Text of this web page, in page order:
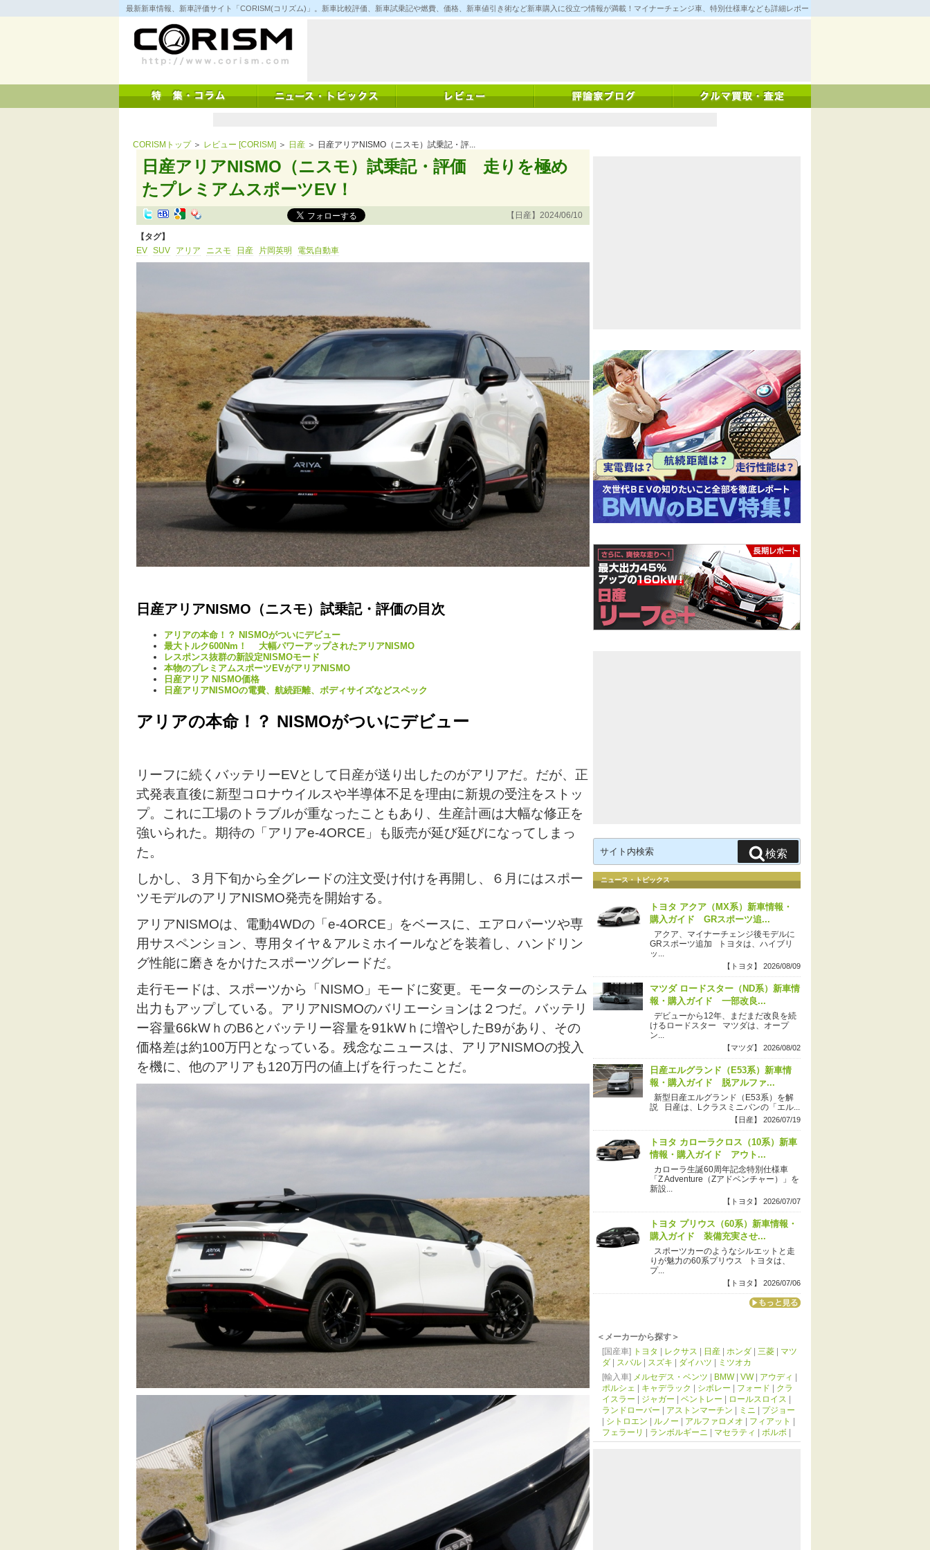
コ
ン
キ
ッ
最新新車情報、新車評価サイト「CORISM(コリズム)」。新車比較評価、新車試乗記や燃費、価格、新車値引き術など新車購入に役立つ情報が満載！マイナーチェンジ車、特別仕様車なども詳細レポート！
CORISMトップ＞ レビュー [CORISM] ＞ 日産 ＞ 日産アリアNISMO（ニスモ）試乗記・評...
日産アリアNISMO（ニスモ）試乗記・評価 走りを極め
たプレミアムスポーツEV！
【日産】2024/06/10
【タグ】
EV SUV アリア ニスモ 日産 片岡英明 電気自動車
日産アリアNISMO（ニスモ）試乗記・評価の目次
アリアの本命！？ NISMOがついにデビュー
最大トルク600Nm！ 大幅パワーアップされたアリアNISMO
レスポンス抜群の新設定NISMOモード
本物のプレミアムスポーツEVがアリアNISMO
日産アリア NISMO価格
日産アリアNISMOの電費、航続距離、ボディサイズなどスペック
アリアの本命！？ NISMOがついにデビュー
リーフに続くバッテリーEVとして日産が送り出したのがアリアだ。だが、正
式発表直後に新型コロナウイルスや半導体不足を理由に新規の受注をストッ
プ。これに工場のトラブルが重なったこともあり、生産計画は大幅な修正を
強いられた。期待の「アリアe-4ORCE」も販売が延び延びになってしまっ
た。
しかし、３月下旬から全グレードの注文受け付けを再開し、６月にはスポー
ツモデルのアリアNISMO発売を開始する。
アリアNISMOは、電動4WDの「e-4ORCE」をベースに、エアロパーツや専
用サスペンション、専用タイヤ＆アルミホイールなどを装着し、ハンドリン
グ性能に磨きをかけたスポーツグレードだ。
走行モードは、スポーツから「NISMO」モードに変更。モーターのシステム
出力もアップしている。アリアNISMOのバリエーションは２つだ。バッテリ
ー容量66kWｈのB6とバッテリー容量を91kWｈに増やしたB9があり、その
価格差は約100万円となっている。残念なニュースは、アリアNISMOの投入
を機に、他のアリアも120万円の値上げを行ったことだ。
索:
検索
ニュース・トピックス
トヨタ アクア（MX系）新車情報・
購入ガイド GRスポーツ追...
アクア、マイナーチェンジ後モデルに
GRスポーツ追加 トヨタは、ハイブリ
ッ...
【トヨタ】 2026/08/09
マツダ ロードスター（ND系）新車情
報・購入ガイド 一部改良...
デビューから12年、まだまだ改良を続
けるロードスター マツダは、オープ
ン...
【マツダ】 2026/08/02
日産エルグランド（E53系）新車情
報・購入ガイド 脱アルファ...
新型日産エルグランド（E53系）を解
説 日産は、Lクラスミニバンの「エル...
【日産】 2026/07/19
トヨタ カローラクロス（10系）新車
情報・購入ガイド アウト...
カローラ生誕60周年記念特別仕様車
「Z Adventure（Zアドベンチャー）」を
新設...
【トヨタ】 2026/07/07
トヨタ プリウス（60系）新車情報・
購入ガイド 装備充実させ...
スポーツカーのようなシルエットと走
りが魅力の60系プリウス トヨタは、
プ...
【トヨタ】 2026/07/06
＜メーカーから探す＞
[国産車] トヨタ レクサス 日産 ホンダ 三菱
マツ
ダ
スバル スズキ ダイハツ
ミツオカ
[輸入車] メルセデス・ベンツ BMW| VW| アウディ
ポルシェ
キャデラック シボレー フォード
クラ
イスラー
ジャガー ベントレー ロールスロイス
ランドローバー
アストンマーチン ミニ
プジョー
シトロエン ルノー アルファロメオ フィアット
フェラーリ
ランボルギーニ マセラティ ボルボ